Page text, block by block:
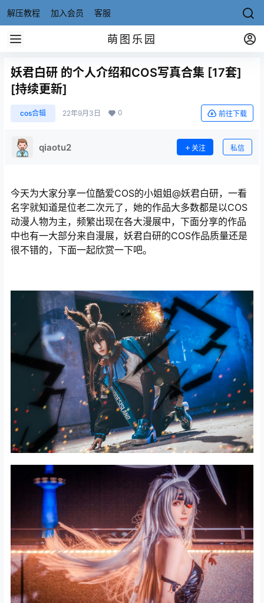
解压教程 加入会员 客服
萌图乐园
妖君白研 的个人介绍和COS写真合集 [17套]
[持续更新]
cos合辑 22年9月3日 0 前往下载
qiaotu2 关注 私信
今天为大家分享一位酷爱COS的小姐姐@妖君白研，一看
名字就知道是位老二次元了，她的作品大多数都是以COS
动漫人物为主，频繁出现在各大漫展中，下面分享的作品
中也有一大部分来自漫展，妖君白研的COS作品质量还是
很不错的，下面一起欣赏一下吧。